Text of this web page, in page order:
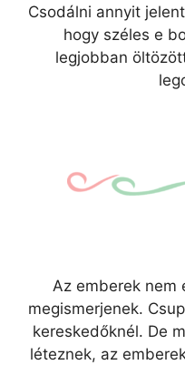
Csodálni annyit
hogy széles e
legjobban
Az emberek nem
megismerjenek.
kereskedőknél. De
léteznek, az